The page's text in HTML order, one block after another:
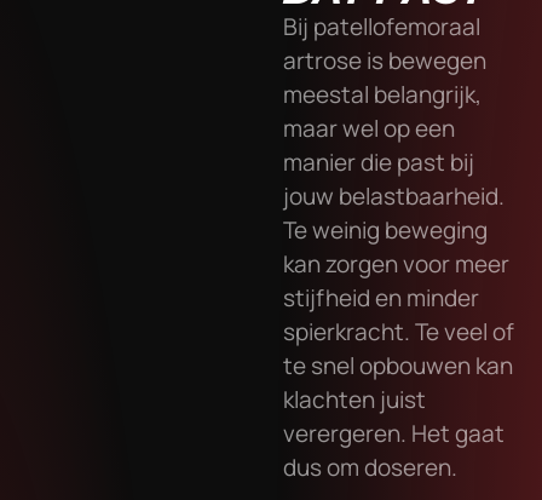
Bij patellofemoraal
artrose is bewegen
meestal belangrijk,
maar wel op een
manier die past bij
jouw belastbaarheid.
Te weinig beweging
kan zorgen voor meer
stijfheid en minder
spierkracht. Te veel of
te snel opbouwen kan
klachten juist
verergeren. Het gaat
dus om doseren.